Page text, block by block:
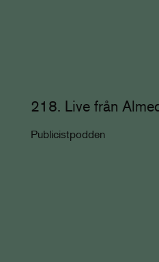
218. Live från
Publicistpodden